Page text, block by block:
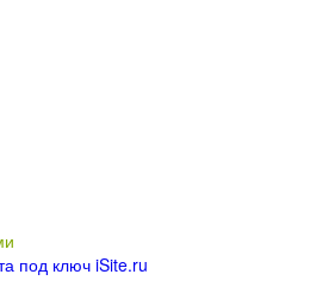
под ключ iSite.ru